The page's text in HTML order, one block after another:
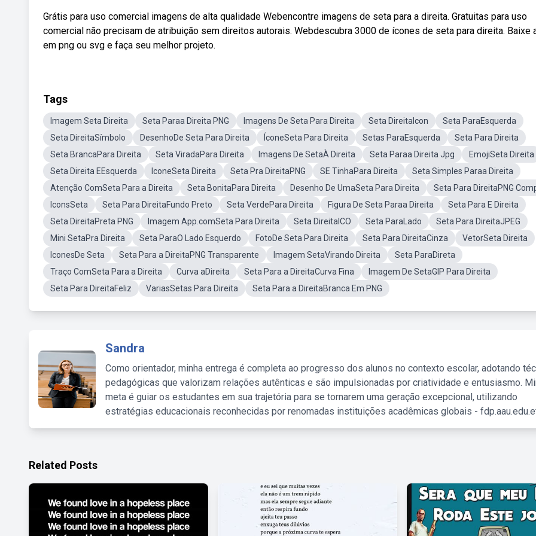
Grátis para uso comercial imagens de alta qualidade Webencontre imagens de seta para a direita. Gratuitas para uso
comercial não precisam de atribuição sem direitos autorais. Webdescubra 3000 de ícones de seta para direita. Baixe
em png ou svg e faça seu melhor projeto.
Tags
Imagem Seta Direita Seta Paraa Direita PNG Imagens De Seta Para Direita Seta DireitaIcon
Seta ParaEsquerda
Seta DireitaSímbolo
DesenhoDe Seta Para Direita ÍconeSeta Para Direita Setas ParaEsquerda
Seta Para Direita
Seta BrancaPara Direita
Seta ViradaPara Direita Imagens De SetaÀ Direita Seta Paraa Direita Jpg
EmojiSeta Direita
Seta Direita EEsquerda
IconeSeta Direita Seta Pra DireitaPNG SE TinhaPara Direita
Seta Simples Paraa Direita
Atenção ComSeta Para a Direita
Seta BonitaPara Direita Desenho De UmaSeta Para Direita
Seta Para DireitaPNG
IconsSeta
Seta Para DireitaFundo Preto Seta VerdePara Direita Figura De Seta Paraa Direita
Seta Para E Direita
Seta DireitaPreta PNG
Imagem App.comSeta Para Direita Seta DireitaICO Seta ParaLado
Seta Para DireitaJPEG
Mini SetaPra Direita
Seta ParaO Lado Esquerdo FotoDe Seta Para Direita Seta Para DireitaCinza
VetorSeta Direita
IconesDe Seta
Seta Para a DireitaPNG Transparente Imagem SetaVirando Direita
Seta ParaDireta
Traço ComSeta Para a Direita
Curva aDireita Seta Para a DireitaCurva Fina
Imagem De SetaGIP Para Direita
Seta Para DireitaFeliz
VariasSetas Para Direita Seta Para a DireitaBranca Em PNG
Sandra
Como orientador, minha entrega é completa ao progresso dos alunos no contexto escolar, adotando
pedagógicas que valorizam relações autênticas e são impulsionadas por criatividade e entusiasmo.
meta é guiar os estudantes em sua trajetória para se tornarem uma geração excepcional, utilizando
estratégias educacionais reconhecidas por renomadas instituições acadêmicas globais -
Related Posts